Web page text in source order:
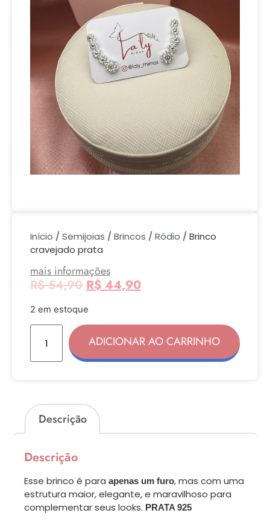
Início /Semijoias /Brincos /Ródio / Brinco
cravejado prata
mais informações
R$54,90 R$ 44,90
2 em estoque
ADICIONAR AO CARRINHO
Descrição
Descrição
Esse brinco é para apenas um furo, mas com uma
estrutura maior, elegante, e maravilhoso para
complementar seus looks. PRATA 925